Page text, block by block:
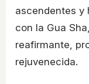
ascendentes y
con la Gua
reafirmante,
rejuvenecida.